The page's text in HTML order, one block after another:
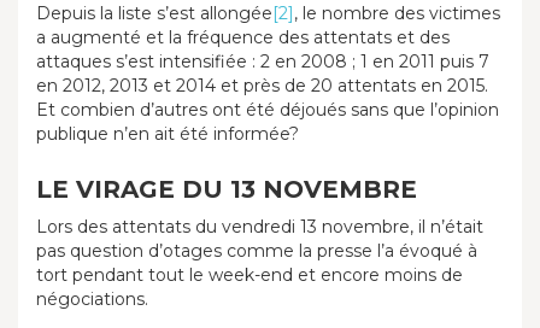
Depuis la liste s’est allongée[2], le nombre des victimes
a augmenté et la fréquence des attentats et des
attaques s’est intensifiée : 2 en 2008 ; 1 en 2011 puis 7
en 2012, 2013 et 2014 et près de 20 attentats en 2015.
Et combien d’autres ont été déjoués sans que l’opinion
publique n’en ait été informée?
LE VIRAGE DU 13 NOVEMBRE
Lors des attentats du vendredi 13 novembre, il n’était
pas question d’otages comme la presse l’a évoqué à
tort pendant tout le week-end et encore moins de
négociations.